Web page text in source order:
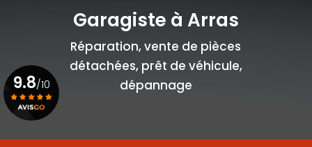
Garagiste à Arras
Réparation, vente de pièces
détachées, prêt de véhicule,
dépannage
9.8/10